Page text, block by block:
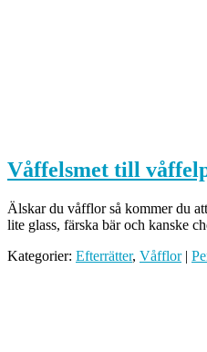
Våffelsmet till
Älskar du våfflor så kommer du
lite glass, färska bär och kanske
Kategorier: Efterrätter, Våfflor|